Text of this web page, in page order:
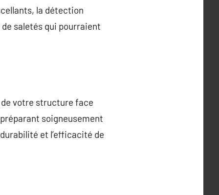
la détection
saletés qui pourraient
votre structure face
soigneusement
et l’efficacité de